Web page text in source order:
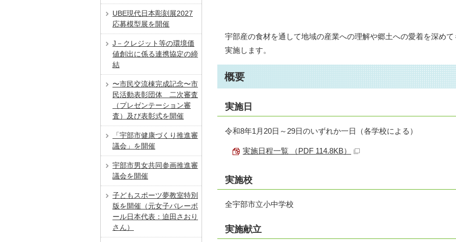
宇部産の食材を通して地域の産業への理解や郷土への愛着を深め
実施します。
概要
実施日
令和8年1月20日～29日のいずれか一日（各学校による）
実施日程一覧 （PDF 114.8KB）
実施校
全宇部市立小中学校
実施献立
UBE現代日本彫刻展2027
応募模型展を開催
J－クレジット等の環境価
値創出に係る連携協定の締
結
〜市⺠交流棟完成記念〜市
⺠活動表彰団体 二次審査
（プレゼンテーション審
査）及び表彰式を開催
「宇部市健康づくり推進審
議会」を開催
宇部市男女共同参画推進審
議会を開催
子どもスポーツ夢教室特別
版を開催（元女子バレーボ
ール日本代表：迫田さおり
さん）